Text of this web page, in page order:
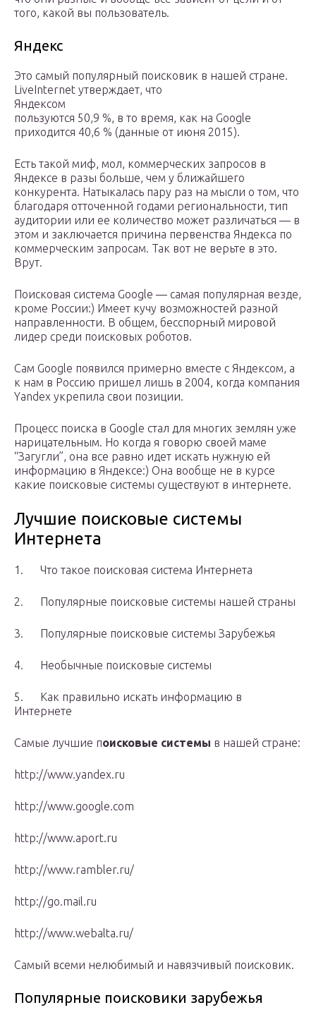
того, какой вы пользователь.
Яндекс
Это самый популярный поисковик в нашей стране.
LiveInternet утверждает, что
Яндексом
пользуются 50,9 %, в то время, как на Google
приходится 40,6 % (данные от июня 2015).
Есть такой миф, мол, коммерческих запросов в
Яндексе в разы больше, чем у ближайшего
конкурента. Натыкалась пару раз на мысли о том, что
благодаря отточенной годами региональности, тип
аудитории или ее количество может различаться — в
этом и заключается причина первенства Яндекса по
коммерческим запросам. Так вот не верьте в это.
Врут.
Поисковая система Google — самая популярная везде,
кроме России:) Имеет кучу возможностей разной
направленности. В общем, бесспорный мировой
лидер среди поисковых роботов.
Сам Google появился примерно вместе с Яндексом, а
к нам в Россию пришел лишь в 2004, когда компания
Yandex укрепила свои позиции.
Процесс поиска в Google стал для многих землян уже
нарицательным. Но когда я говорю своей маме
“Загугли”, она все равно идет искать нужную ей
информацию в Яндексе:) Она вообще не в курсе
какие поисковые системы существуют в интернете.
Лучшие поисковые системы
Интернета
1. Что такое поисковая система Интернета
2. Популярные поисковые системы нашей страны
3. Популярные поисковые системы Зарубежья
4. Необычные поисковые системы
5. Как правильно искать информацию в
Интернете
Самые лучшие поисковые системы в нашей стране:
http://www.yandex.ru
http://www.google.com
http://www.aport.ru
http://www.rambler.ru/
http://go.mail.ru
http://www.webalta.ru/
Самый всеми нелюбимый и навязчивый поисковик.
Популярные поисковики зарубежья